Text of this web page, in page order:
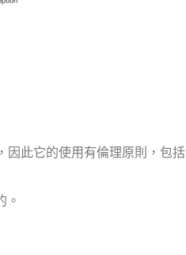
此它的使用有倫理原則，包括
。